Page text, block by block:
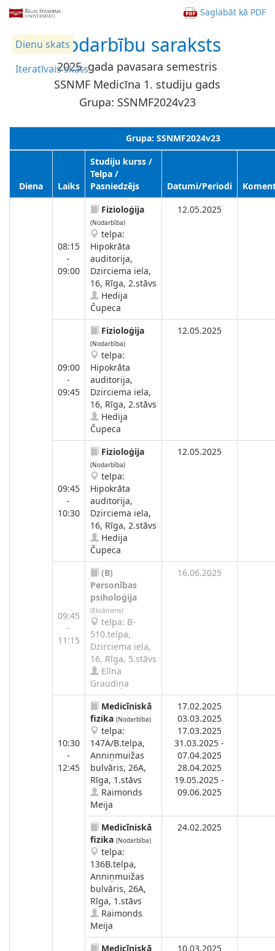
Saglabāt kā PDF
Dienu skats
Iteratīvais skats
Nodarbību saraksts
2025. gada pavasara semestris
SSNMF Medicīna 1. studiju gads
Grupa: SSNMF2024v23
Grupa: SSNMF2024v23
Diena Laiks
Studiju kurss /
Telpa /
Pasniedzējs
Datumi/Periodi
08:15
-
09:00
Fizioloģija
(Nodarbība)
telpa:
Hipokrāta
auditorija,
Dzirciema iela,
16, Rīga, 2.stāvs
Hedija
Čupeca
12.05.2025
09:00
-
09:45
Fizioloģija
(Nodarbība)
telpa:
Hipokrāta
auditorija,
Dzirciema iela,
16, Rīga, 2.stāvs
Hedija
Čupeca
12.05.2025
09:45
-
10:30
Fizioloģija
(Nodarbība)
telpa:
Hipokrāta
auditorija,
Dzirciema iela,
16, Rīga, 2.stāvs
Hedija
Čupeca
12.05.2025
09:45
-
11:15
(B)
Personības
psiholoģija
(Eksāmens)
telpa: B-
510.telpa,
Dzirciema iela,
16, Rīga, 5.stāvs
Elīna
Graudiņa
16.06.2025
10:30
-
12:45
Medicīniskā
fizika (Nodarbība)
telpa:
147A/B.telpa,
Anniņmuižas
bulvāris, 26A,
Rīga, 1.stāvs
Raimonds
Meija
17.02.2025
03.03.2025
17.03.2025
31.03.2025 -
07.04.2025
28.04.2025
19.05.2025 -
09.06.2025
Medicīniskā
fizika (Nodarbība)
telpa:
136B.telpa,
Anniņmuižas
bulvāris, 26A,
Rīga, 1.stāvs
Raimonds
Meija
24.02.2025
Medicīniskā
10.03.2025